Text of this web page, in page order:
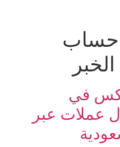
حساب
في
عملات عبر